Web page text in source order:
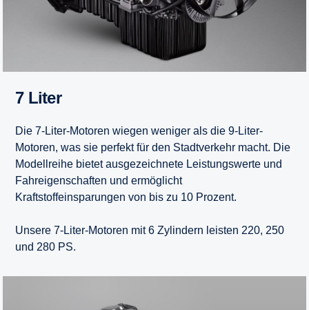
7 Liter
Die 7-Liter-Motoren wiegen weniger als die 9-Liter-
Motoren, was sie perfekt für den Stadtverkehr macht. Die
Modellreihe bietet ausgezeichnete Leistungswerte und
Fahreigenschaften und ermöglicht
Kraftstoffeinsparungen von bis zu 10 Prozent.
Unsere 7-Liter-Motoren mit 6 Zylindern leisten 220, 250
und 280 PS.